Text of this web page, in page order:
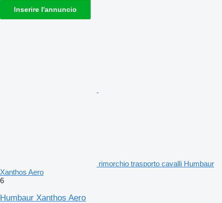
Inserire l'annuncio
rimorchio trasporto cavalli Humbaur
Xanthos Aero
6
Humbaur Xanthos Aero